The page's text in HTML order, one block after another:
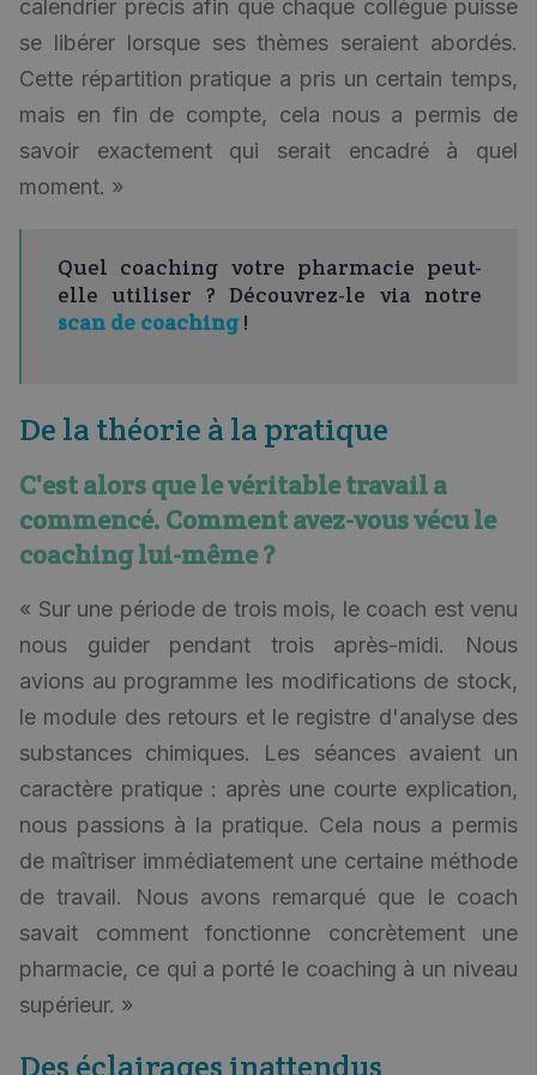
calendrier précis afin que chaque collègue puisse
se libérer lorsque ses thèmes seraient abordés.
Cette répartition pratique a pris un certain temps,
mais en fin de compte, cela nous a permis de
savoir exactement qui serait encadré à quel
moment. »
Quel coaching votre pharmacie peut-
elle utiliser ? Découvrez-le via notre
scan de coaching!
De la théorie à la pratique
C'est alors que le véritable travail a
commencé. Comment avez-vous vécu le
coaching lui-même ?
« Sur une période de trois mois, le coach est venu
nous guider pendant trois après-midi. Nous
avions au programme les modifications de stock,
le module des retours et le registre d'analyse des
substances chimiques. Les séances avaient un
caractère pratique : après une courte explication,
nous passions à la pratique. Cela nous a permis
de maîtriser immédiatement une certaine méthode
de travail. Nous avons remarqué que le coach
savait comment fonctionne concrètement une
pharmacie, ce qui a porté le coaching à un niveau
supérieur. »
Des éclairages inattendus